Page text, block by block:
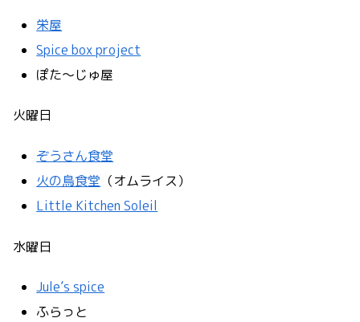
栄屋
Spice box project
ぽた〜じゅ屋
火曜日
ぞうさん食堂
火の鳥食堂 （オムライス）
Little Kitchen Soleil
水曜日
Jule’s spice
ふらっと